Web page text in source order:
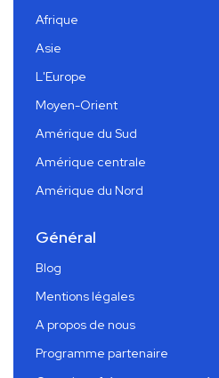
Afrique
Asie
L'Europe
Moyen-Orient
Amérique du Sud
Amérique centrale
Amérique du Nord
Général
Blog
Mentions légales
A propos de nous
Programme partenaire